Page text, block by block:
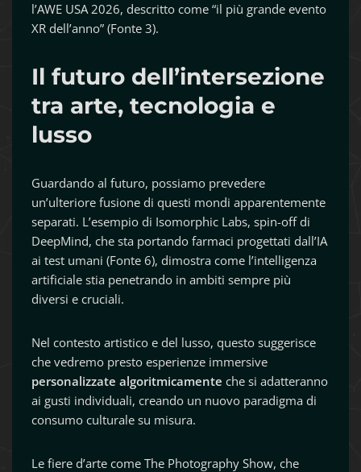
l’AWE USA 2026, descritto come “il più grande evento
XR dell’anno” (Fonte 3).
Il futuro dell’intersezione
tra arte, tecnologia e
lusso
Guardando al futuro, possiamo prevedere
un’ulteriore fusione di questi mondi apparentemente
separati. L’esempio di Isomorphic Labs, spin-off di
DeepMind, che sta portando farmaci progettati dall’IA
ai test umani (Fonte 6), dimostra come l’intelligenza
artificiale stia penetrando in ambiti sempre più
diversi e cruciali.
Nel contesto artistico e del lusso, questo suggerisce
che vedremo presto esperienze immersive
personalizzate algoritmicamente che si adatteranno
ai gusti individuali, creando un nuovo paradigma di
consumo culturale su misura.
Le fiere d’arte come The Photography Show, che